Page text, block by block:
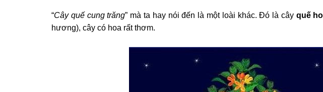
“Cây quế cung trăng” mà ta hay nói đến là một loài khác. Đó là câyquế
hương), cây có hoa rất thơm.